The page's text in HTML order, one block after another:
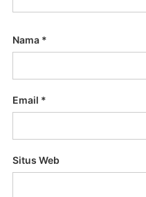
Nama *
Email *
Situs Web